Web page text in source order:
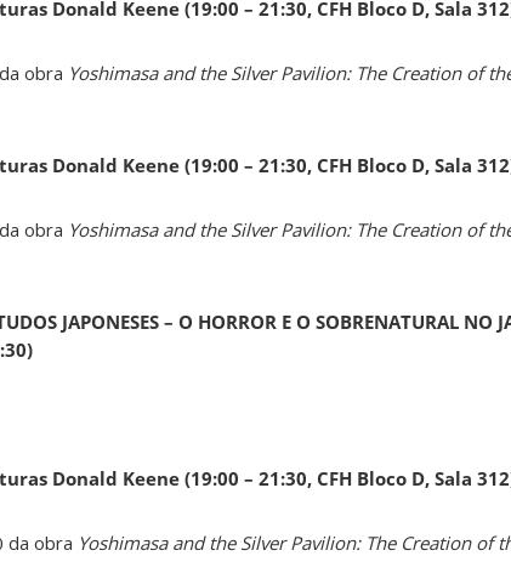
Donald Keene (19:00 – 21:30, CFH Bloco D, Sala
obra Yoshimasa and the Silver Pavilion: The Creation of
Donald Keene (19:00 – 21:30, CFH Bloco D, Sala
obra Yoshimasa and the Silver Pavilion: The Creation of
JAPONESES – O HORROR E O SOBRENATURAL NO
Donald Keene (19:00 – 21:30, CFH Bloco D, Sala
da obra Yoshimasa and the Silver Pavilion: The Creation of